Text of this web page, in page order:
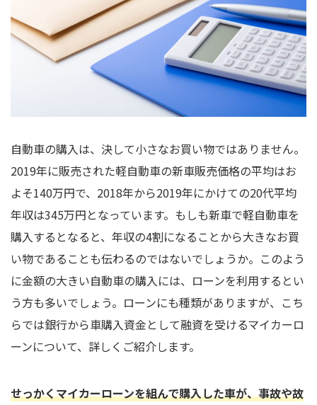
自動車の購入は、決して小さなお買い物ではありません。
2019年に販売された軽自動車の新車販売価格の平均はお
よそ140万円で、2018年から2019年にかけての20代平均
年収は345万円となっています。もしも新車で軽自動車を
購入するとなると、年収の4割になることから大きなお買
い物であることも伝わるのではないでしょうか。このよう
に金額の大きい自動車の購入には、ローンを利用するとい
う方も多いでしょう。ローンにも種類がありますが、こち
らでは銀行から車購入資金として融資を受けるマイカーロ
ーンについて、詳しくご紹介します。
せっかくマイカーローンを組んで購入した車が、事故や故